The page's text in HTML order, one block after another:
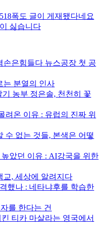
폭도 글이 게재됐다네요
싫습니다
손은힘들다 뉴스공장 첫 공
는 분열의 인사
농부 정은솔, 천천히 꽃
려온 이유 : 유럽의 진짜 위
수 없는 것들, 본색은 어떻
았던 이유 : AI강국을 위한
교, 세상에 알려지다
했나 : 네타냐후를 학습한
를 한다는 건
티카 마살라는 영국에서